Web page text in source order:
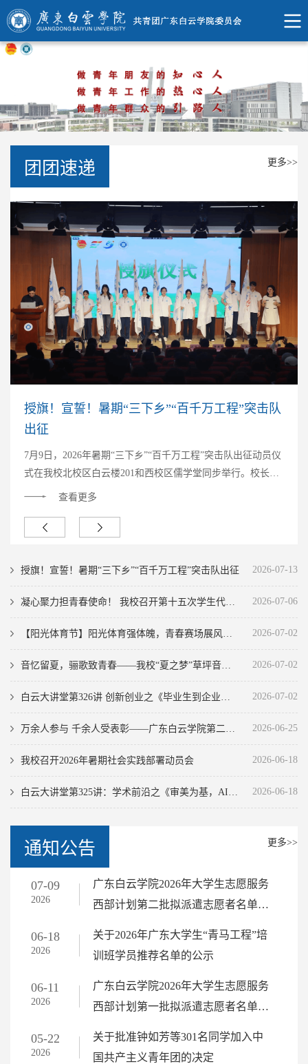
团团速递 更多>>
授旗！宣誓！暑期“三下乡”“百千万工程”突击队
出征
7月9日，2026年暑期“三下乡”“百千万工程”突击队出征动员仪
式在我校北校区白云楼201和西校区儒学堂同步举行。校长助
理段立，各二级学院党组织书记、团组织书记，校团委和各实
传媒中心副主任苏竞文对本年度暑期社会实践整体工作作了详
训，...
查看更多
授旗！宣誓！暑期“三下乡”“百千万工程”突击队出征 2026-07-13
2026-07-06
2026-07-02
2026-07-02
2026-07-02
2026-06-25
我校召开2026年暑期社会实践部署动员会 2026-06-18
2026-06-18
通知公告 更多>>
07-09
2026
广东白云学院2026年大学生志愿服务
西部计划第二批拟派遣志愿者名单公
06-18
2026
关于2026年广东大学生“青马工程”培
训班学员推荐名单的公示
06-11
2026
广东白云学院2026年大学生志愿服务
西部计划第一批拟派遣志愿者名单公
05-22
2026
关于批准钟如芳等301名同学加入中
国共产主义青年团的决定